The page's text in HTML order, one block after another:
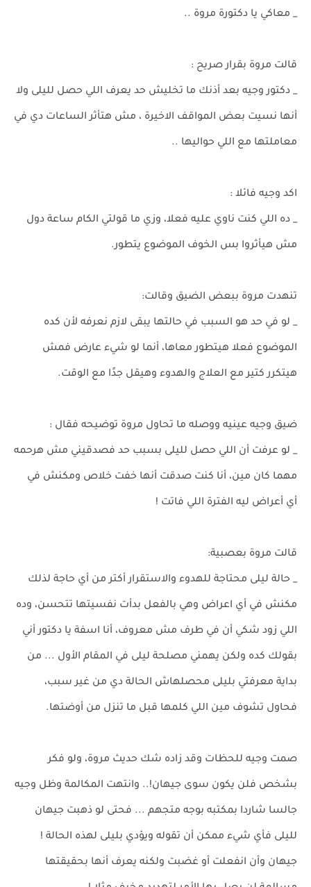
_ معاكي يا دكتورة مروة ..
قالت مروة بقرار صريح :
_ دكتور وجيه بعد أذنك ما تخليش حد يعرف اللي حصل لليلى ولا
أنها نسيت بعض المواقف الاخيرة ، مش هتأثر الساعات دي في
معاملتها مع اللي حواليها ..
اكد وجيه فائلا :
_ ده اللي كنت ناوي عليه فعلا، وزي ما قولتي الكام ساعة دول
مش هيأثروا بس الخوف الموضوع يتطور.
تنهدت مروة ببعض الضيق وقالت:
_ لو في حد هو السبب في حالتها يبقى لازم نعرفه لأن كده
الموضوع فعلا هيتطور معاها، أنما لو شيء عارض فمش
هيتكرر كتير مع العلاج والهدوء وهيقل جدًا مع الوقت.
ضيق وجيه عينيه ووصله ما تحاول مروة توضيحه فقال :
_ لو عرفت أن اللي حصل لليلى بسبب حد فصدقيني مش هرحمه
مهما كان مين، أنا كنت صدقت أنها خفت خلاص ومكنش في
أي أعراض ليه الفترة اللي فاتت !
قالت مروة بعصبية:
_ حالة ليلى محتاجة للهدوء والاستقرار أكتر من أي حاجة لذلك
مكنش في أي اعراض وهي بالفعل بدأت نفسيتها تتحسن، وده
اللي زود شكي أن في طرف مش معروف، أنا اسفة يا دكتور أني
بقولك كده ولكن يهمني مصلحة ليلى في المقام الأول ... من
بداية معرفتي بليلى محصلهاش الحالة دي من غير سبب،
فحاول تشوف مين اللي كلمها قبل ما تنزل من أوضتها.
صمت وجيه للحظات وقد زاده شك حديث مروة، ولو فكر
بشخص فلن يكون سوى جيهان!.. وانتهت المكالمة وظل وجيه
جالسا شاردا بمكتبه بوجه متجهم ... فحتى لو ذهبت جيهان
لليلى فأي شيء ممكن أن تقوله ويؤدي بليلى لهذه الحالة !
جيهان وأن انفعلت أو غضبت ولكنه يعرف أنها بحقيقتها